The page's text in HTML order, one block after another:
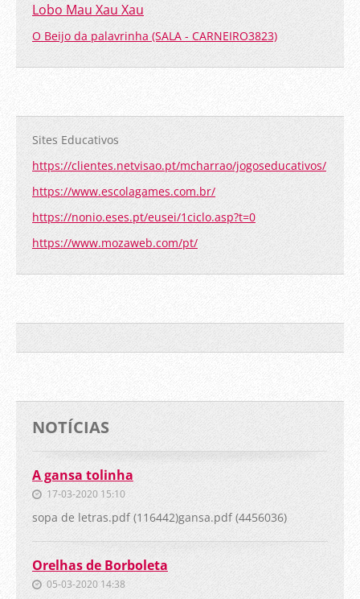
Lobo Mau Xau Xau
O Beijo da palavrinha (SALA - CARNEIRO3823)
Sites Educativos
https://clientes.netvisao.pt/mcharrao/jogoseducativos/
https://www.escolagames.com.br/
https://nonio.eses.pt/eusei/1ciclo.asp?t=0
https://www.mozaweb.com/pt/
NOTÍCIAS
A gansa tolinha
17-03-2020 15:10
sopa de letras.pdf (116442)gansa.pdf (4456036)
Orelhas de Borboleta
05-03-2020 14:38